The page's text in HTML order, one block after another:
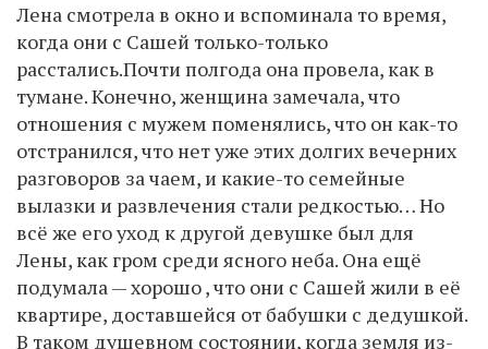
Лена смотрела в окно и вспоминала то время,
когда они с Сашей только-только
расстались.Почти полгода она провела, как в
тумане. Конечно, женщина замечала, что
отношения с мужем поменялись, что он как-то
отстранился, что нет уже этих долгих вечерних
разговоров за чаем, и какие-то семейные
вылазки и развлечения стали редкостью… Но
всё же его уход к другой девушке был для
Лены, как гром среди ясного неба. Она ещё
подумала — хорошо , что они с Сашей жили в её
квартире, доставшейся от бабушки с дедушкой.
В таком душевном состоянии, когда земля из-